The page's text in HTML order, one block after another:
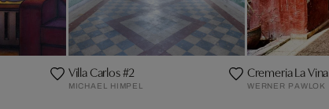
Villa Carlos #2
MICHAEL HIMPEL
Cremeria La Vina
WERNER PAWLOK